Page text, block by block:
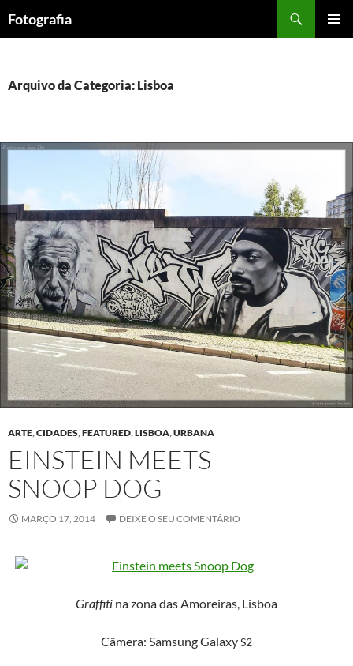
para
Fotografia
Arquivo da Categoria: Lisboa
ARTE,CIDADES,FEATURED,LISBOA,URBANA
EINSTEIN MEETS
SNOOP DOG
MARÇO 17, 2014 DEIXE O SEU COMENTÁRIO
Graf­fi­ti na zona das Amor­eiras, Lisboa
Câmera: Sam­sung GalaxyS2